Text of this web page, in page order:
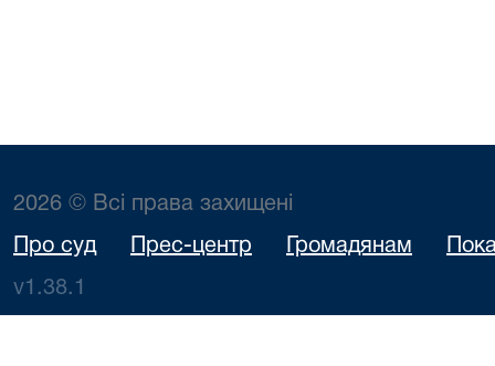
2026 © Всі права захищені
Про суд Прес-центр Громадянам
v1.38.1